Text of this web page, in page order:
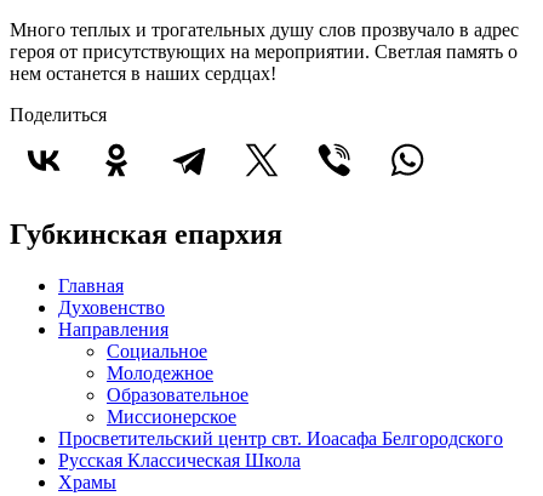
Много теплых и трогательных душу слов прозвучало в адрес
героя от присутствующих на мероприятии. Светлая память о
нем останется в наших сердцах!
Поделиться
Губкинская епархия
Главная
Духовенство
Направления
Социальное
Молодежное
Образовательное
Миссионерское
Просветительский центр свт. Иоасафа Белгородского
Русская Классическая Школа
Храмы